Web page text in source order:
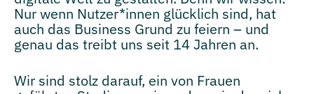
Nur wenn Nutzer*innen glücklich sind, hat
auch das Business Grund zu feiern – und
genau das treibt uns seit 14 Jahren an.
Wir sind stolz darauf, ein von Frauen